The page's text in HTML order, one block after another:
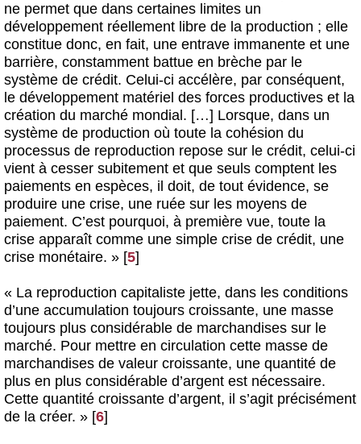
ne permet que dans certaines limites un
développement réellement libre de la production ; elle
constitue donc, en fait, une entrave immanente et une
barrière, constamment battue en brèche par le
système de crédit. Celui-ci accélère, par conséquent,
le développement matériel des forces productives et la
création du marché mondial. […] Lorsque, dans un
système de production où toute la cohésion du
processus de reproduction repose sur le crédit, celui-ci
vient à cesser subitement et que seuls comptent les
paiements en espèces, il doit, de tout évidence, se
produire une crise, une ruée sur les moyens de
paiement. C’est pourquoi, à première vue, toute la
crise apparaît comme une simple crise de crédit, une
crise monétaire. » [5]
« La reproduction capitaliste jette, dans les conditions
d’une accumulation toujours croissante, une masse
toujours plus considérable de marchandises sur le
marché. Pour mettre en circulation cette masse de
marchandises de valeur croissante, une quantité de
plus en plus considérable d’argent est nécessaire.
Cette quantité croissante d’argent, il s’agit précisément
de la créer. » [6]